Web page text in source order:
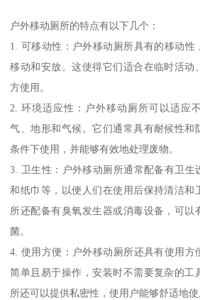
户外移动厕所的特点有以下几个：
1. 可移动性：户外移动厕所具有的移动性
移动和安放。这使得它们适合在临时活动
方使用。
2. 环境适应性：户外移动厕所可以适应
气、地形和气候。它们通常具有耐候性和
条件下使用，并能够有效地处理废物。
3. 卫生性：户外移动厕所通常配备有卫生
和纸巾等，以便人们在使用后保持清洁和
所还配备有臭氧发生器或消毒设备，可以
菌。
4. 使用方便：户外移动厕所还具有使用方
简单且易于操作，安装时不需要复杂的工
所还可以提供私密性，使用户能够舒适地使